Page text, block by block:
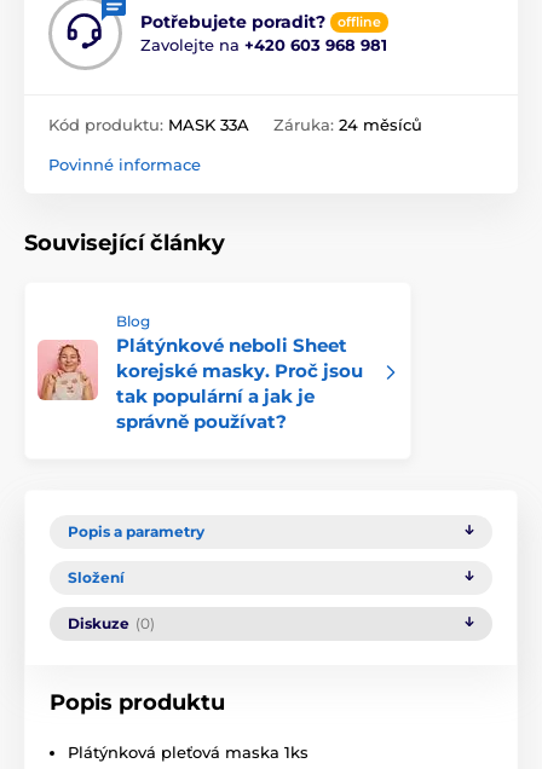
Potřebujete poradit? offline
Zavolejte na +420 603 968 981
Kód produktu: MASK 33A Záruka: 24 měsíců
Povinné informace
Související články
Blog
Plátýnkové neboli Sheet
korejské masky. Proč jsou
tak populární a jak je
správně používat?
Popis a parametry
Složení
Diskuze (0)
Popis produktu
Plátýnková pleťová maska 1ks